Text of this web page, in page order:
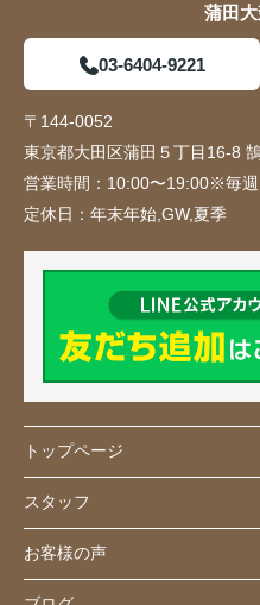
蒲田
03-6404-9221
〒144-0052
東京都大田区蒲田５丁目16-8
営業時間： 10:00〜19:00※毎
定休日： 年末年始,GW,夏季
トップページ
スタッフ
お客様の声